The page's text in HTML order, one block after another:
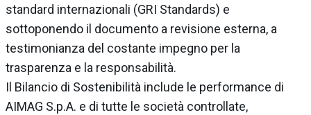
standard internazionali (GRI Standards) e
sottoponendo il documento a revisione esterna, a
testimonianza del costante impegno per la
trasparenza e la responsabilità.
Il Bilancio di Sostenibilità include le performance di
AIMAG S.p.A. e di tutte le società controllate,